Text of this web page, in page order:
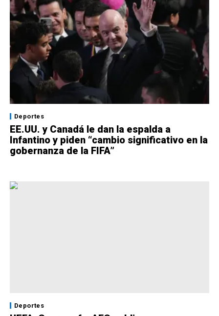
Deportes
EE.UU. y Canadá le dan la espalda a
Infantino y piden “cambio significativo en la
gobernanza de la FIFA”
Deportes